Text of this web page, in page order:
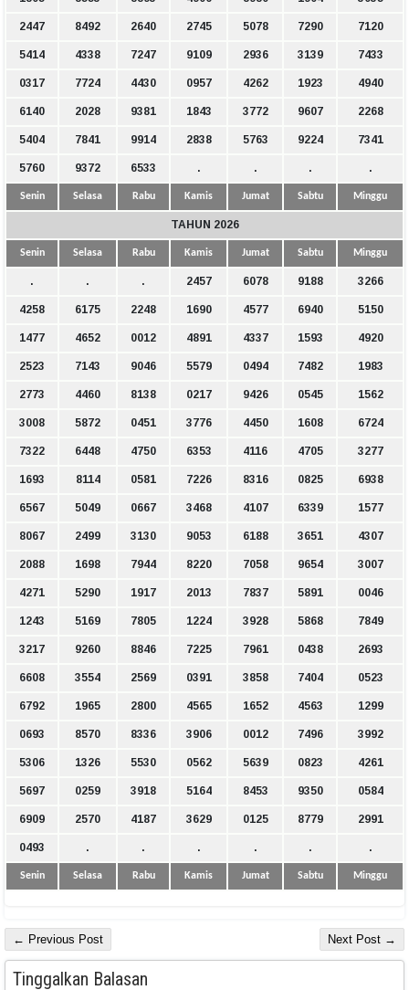
2447 8492 2640 2745 5078 7290 7120
5414 4338 7247 9109 2936 3139 7433
0317 7724 4430 0957 4262 1923 4940
6140 2028 9381 1843 3772 9607 2268
5404 7841 9914 2838 5763 9224 7341
5760 9372 6533 . . . .
Senin Selasa Rabu Kamis Jumat Sabtu Minggu
TAHUN 2026
Senin Selasa Rabu Kamis Jumat Sabtu Minggu
. . . 2457 6078 9188 3266
4258 6175 2248 1690 4577 6940 5150
1477 4652 0012 4891 4337 1593 4920
2523 7143 9046 5579 0494 7482 1983
2773 4460 8138 0217 9426 0545 1562
3008 5872 0451 3776 4450 1608 6724
7322 6448 4750 6353 4116 4705 3277
1693 8114 0581 7226 8316 0825 6938
6567 5049 0667 3468 4107 6339 1577
8067 2499 3130 9053 6188 3651 4307
2088 1698 7944 8220 7058 9654 3007
4271 5290 1917 2013 7837 5891 0046
1243 5169 7805 1224 3928 5868 7849
3217 9260 8846 7225 7961 0438 2693
6608 3554 2569 0391 3858 7404 0523
6792 1965 2800 4565 1652 4563 1299
0693 8570 8336 3906 0012 7496 3992
5306 1326 5530 0562 5639 0823 4261
5697 0259 3918 5164 8453 9350 0584
6909 2570 4187 3629 0125 8779 2991
0493 . . . . . .
Senin Selasa Rabu Kamis Jumat Sabtu Minggu
← Previous Post Next Post →
Tinggalkan Balasan